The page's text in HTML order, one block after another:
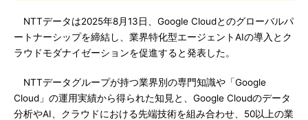
NTTデータは2025年8月13日、Google Cloudとのグローバルパ
ートナーシップを締結し、業界特化型エージェントAIの導入とク
ラウドモダナイゼーションを促進すると発表した。
NTTデータグループが持つ業界別の専門知識や「Google
Cloud」の運用実績から得られた知見と、Google Cloudのデータ
分析やAI、クラウドにおける先端技術を組み合わせ、50以上の業